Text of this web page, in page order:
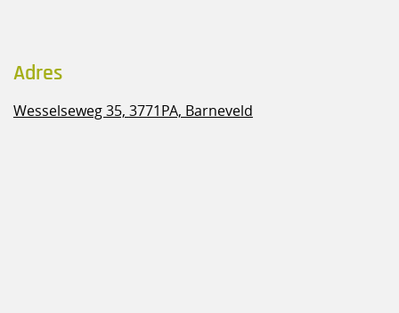
Adres
Wesselseweg 35, 3771PA, Barneveld